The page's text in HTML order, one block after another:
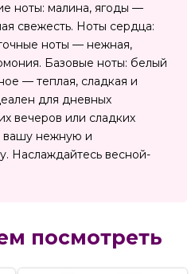
ноты: малина, ягоды —
свежесть. Ноты сердца:
ноты — нежная,
Базовые ноты: белый
— теплая, сладкая и
для дневных
вечеров или сладких
вашу нежную и
Наслаждайтесь весной-
посмотреть